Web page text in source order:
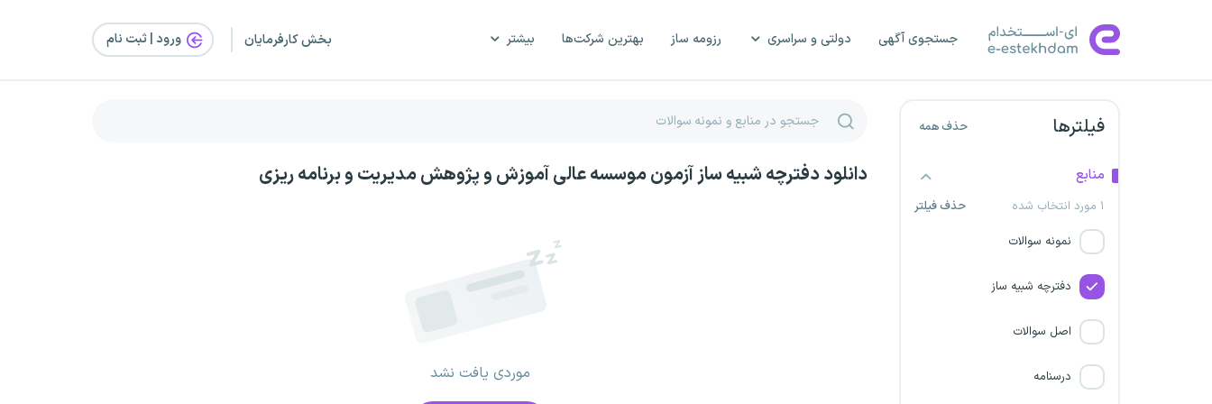
جستجوی آگهی دولتی و سراسری رزومه ساز بهترین شرکت‌ها بیشتر بخش کارفرمایان ورود | ثبت‌ نام
فیلترها حذف همه
منابع
۱ مورد انتخاب شده
حذف فیلتر
نمونه سوالات
دفترچه شبیه ساز
اصل سوالات
درسنامه
فولاد خراسان
سازمان هدفمندی یارانه ها
دانلود دفترچه شبیه ساز آزمون موسسه عالی آموزش و پژوهش مدیریت و برنامه ریزی
موردی یافت نشد